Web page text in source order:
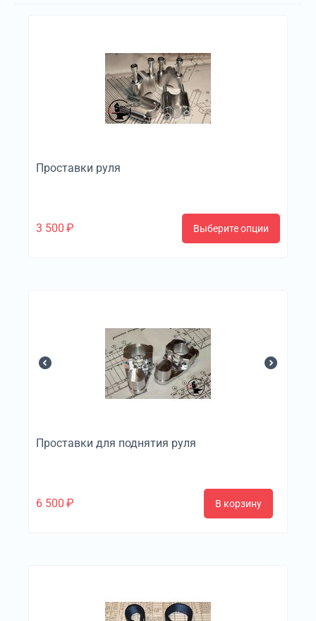
Проставки руля
3 500 ₽ Выберите опции
Проставки для поднятия руля
6 500 ₽ В корзину